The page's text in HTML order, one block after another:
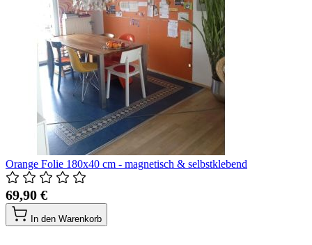
Orange Folie 180x40 cm - magnetisch & selbstklebend
69,90 €
In den Warenkorb